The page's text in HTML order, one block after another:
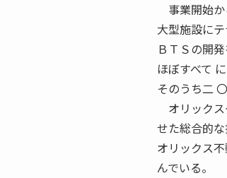
事業開始か
大型施設に
ＢＴＳの開
ほぼすべて
そのうち二
オリックス
せた総合的な
オリックス
んでいる。